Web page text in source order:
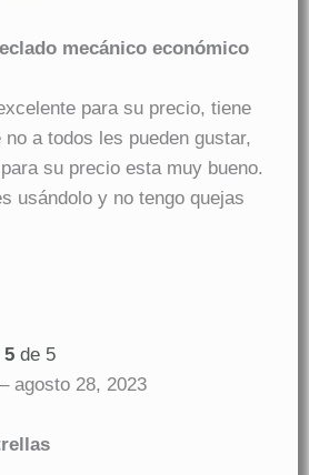
mecánico económico
para su precio, tiene
no a todos les pueden gustar,
su precio esta muy bueno.
usándolo y no tengo quejas
5 de 5
– agosto 28, 2023